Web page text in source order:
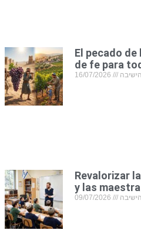
El pecado
de fe para
16/07/2026
Revalorizar
y las
09/07/2026